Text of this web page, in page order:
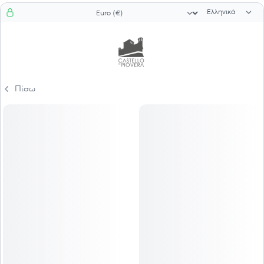
Επιλογή νομίσματος Επιλογή
Πίσω